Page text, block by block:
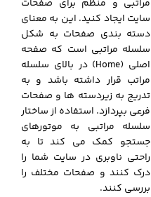
مراتبی و منظم برای صفحات
سایت ایجاد کنید. این به معنای
دسته بندی صفحات به شکل
سلسله مراتبی است که صفحه
اصلی (Home) در بالای سلسله
مراتب قرار داشته باشد و به
تدریج به زیردسته ها و صفحات
فرعی بپردازد. استفاده از ساختار
سلسله مراتبی به موتورهای
جستجو کمک می کند تا به
راحتی ناوبری در سایت شما را
درک کنند و صفحات مختلف را
بررسی کنند.